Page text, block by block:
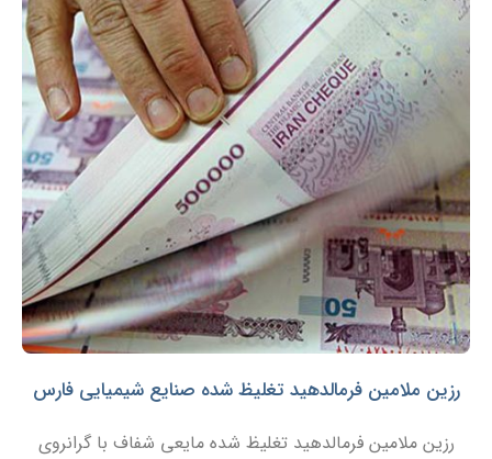
رزین ملامین فرمالدهید تغلیظ شده صنایع شیمیایی فارس
رزین ملامین فرمالدهید تغلیظ شده مایعی شفاف با گرانروی